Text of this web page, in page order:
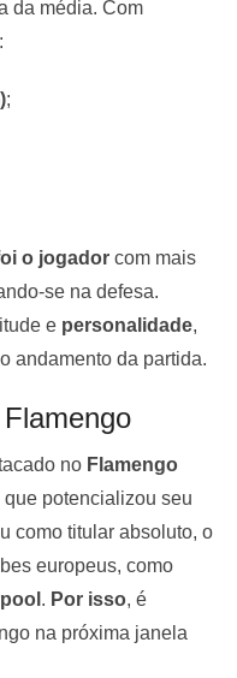
da média. Com
;
o jogador com mais
se na defesa.
e personalidade,
andamento da partida.
no Flamengo
que potencializou seu
como titular absoluto, o
europeus, como
. Por isso, é
na próxima janela